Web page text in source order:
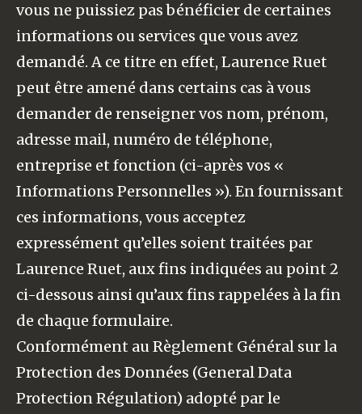
vous ne puissiez pas bénéficier de certaines
informations ou services que vous avez
demandé. A ce titre en effet, Laurence Ruet
peut être amené dans certains cas à vous
demander de renseigner vos nom, prénom,
adresse mail, numéro de téléphone,
entreprise et fonction (ci-après vos «
Informations Personnelles »). En fournissant
ces informations, vous acceptez
expressément qu’elles soient traitées par
Laurence Ruet, aux fins indiquées au point 2
ci-dessous ainsi qu’aux fins rappelées à la fin
de chaque formulaire.
Conformément au Règlement Général sur la
Protection des Données (General Data
Protection Régulation) adopté par le